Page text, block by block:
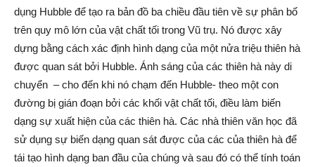
dụng Hubble để tạo ra bản đồ ba chiều đầu tiên về sự phân bố
trên quy mô lớn của vật chất tối trong Vũ trụ. Nó được xây
dựng bằng cách xác định hình dạng của một nửa triệu thiên hà
được quan sát bởi Hubble. Ánh sáng của các thiên hà này di
chuyển – cho đến khi nó chạm đến Hubble- theo một con
đường bị gián đoạn bởi các khối vật chất tối, điều làm biến
dạng sự xuất hiện của các thiên hà. Các nhà thiên văn học đã
sử dụng sự biến dạng quan sát được của các của thiên hà để
tái tạo hình dạng ban đầu của chúng và sau đó có thể tính toán